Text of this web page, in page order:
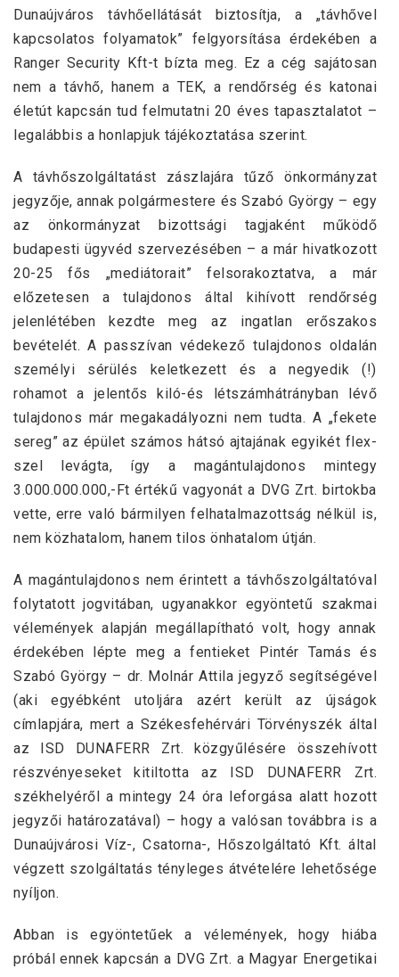
Dunaújváros távhőellátását biztosítja, a „távhővel
kapcsolatos folyamatok” felgyorsítása érdekében a
Ranger Security Kft-t bízta meg. Ez a cég sajátosan
nem a távhő, hanem a TEK, a rendőrség és katonai
életút kapcsán tud felmutatni 20 éves tapasztalatot –
legalábbis a honlapjuk tájékoztatása szerint.
A távhőszolgáltatást zászlajára tűző önkormányzat
jegyzője, annak polgármestere és Szabó György – egy
az önkormányzat bizottsági tagjaként működő
budapesti ügyvéd szervezésében – a már hivatkozott
20-25 fős „mediátorait” felsorakoztatva, a már
előzetesen a tulajdonos által kihívott rendőrség
jelenlétében kezdte meg az ingatlan erőszakos
bevételét. A passzívan védekező tulajdonos oldalán
személyi sérülés keletkezett és a negyedik (!)
rohamot a jelentős kiló-és létszámhátrányban lévő
tulajdonos már megakadályozni nem tudta. A „fekete
sereg” az épület számos hátsó ajtajának egyikét flex-
szel levágta, így a magántulajdonos mintegy
3.000.000.000,-Ft értékű vagyonát a DVG Zrt. birtokba
vette, erre való bármilyen felhatalmazottság nélkül is,
nem közhatalom, hanem tilos önhatalom útján.
A magántulajdonos nem érintett a távhőszolgáltatóval
folytatott jogvitában, ugyanakkor egyöntetű szakmai
vélemények alapján megállapítható volt, hogy annak
érdekében lépte meg a fentieket Pintér Tamás és
Szabó György – dr. Molnár Attila jegyző segítségével
(aki egyébként utoljára azért került az újságok
címlapjára, mert a Székesfehérvári Törvényszék által
az ISD DUNAFERR Zrt. közgyűlésére összehívott
részvényeseket kitiltotta az ISD DUNAFERR Zrt.
székhelyéről a mintegy 24 óra leforgása alatt hozott
jegyzői határozatával) – hogy a valósan továbbra is a
Dunaújvárosi Víz-, Csatorna-, Hőszolgáltató Kft. által
végzett szolgáltatás tényleges átvételére lehetősége
nyíljon.
Abban is egyöntetűek a vélemények, hogy hiába
próbál ennek kapcsán a DVG Zrt. a Magyar Energetikai